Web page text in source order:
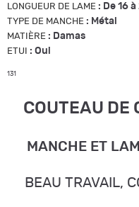
LONGUEUR DE LAME : De 16
TYPE DE MANCHE : Métal
MATIÈRE : Damas
ETUI : Oui
131
COUTEAU DE
MANCHE ET
BEAU TRAVAIL,